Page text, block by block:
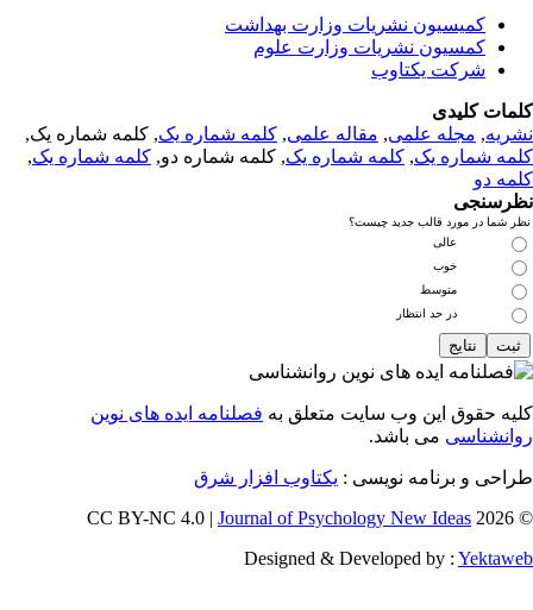
کمیسیون نشریات وزارت بهداشت
کمسیون نشریات وزارت علوم
شرکت یکتاوب
کلیدی
,مجله علمی, مقاله علمی, کلمه شماره یک, کلمه شماره یک,
شماره یک,کلمه شماره یک, کلمه شماره دو,کلمه شماره یک,
دو
شما در مورد قالب جدید چیست؟
عالی
خوب
متوسط
در حد انتظار
حقوق این وب سایت متعلق بهفصلنامه ایده های نوین
می باشد.
و برنامه نویسی : یکتاوب افزار شرق
©
Journal of Psychology New Ideas
Designed & Developed by :